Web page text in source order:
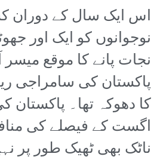
اس ایک سال کے دوران
نوجوانوں کو ایک اور
نجات پانے کا موقع میسر
پاکستان کی سامراجی
کا دھوکہ تھا۔ پاکستان
اگست کے فیصلے کی
ناٹک بھی ٹھیک طور پر